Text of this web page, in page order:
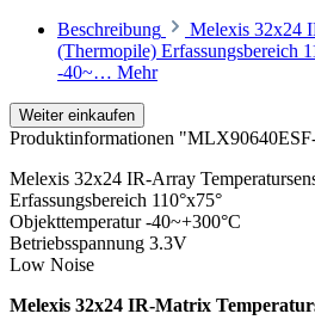
Beschreibung
Melexis 32x24
(Thermopile) Erfassungsbereich
-40~… Mehr
Weiter einkaufen
Produktinformationen
Melexis 32x24 IR-Array
Erfassungsbereich 110°x75°
Objekttemperatur -40~+300°C
Betriebsspannung 3.3V
Low Noise
Melexis 32x24 IR-Matrix